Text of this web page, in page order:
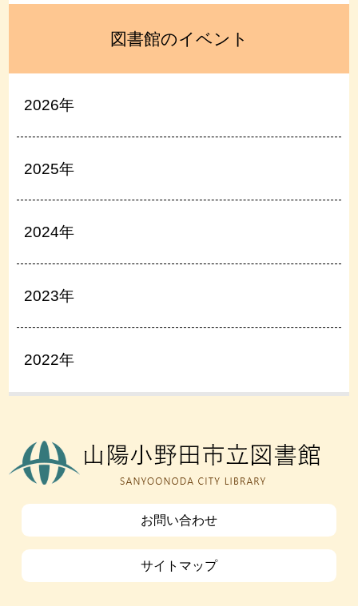
図書館のイベント
2026年
2025年
2024年
2023年
2022年
お問い合わせ
サイトマップ